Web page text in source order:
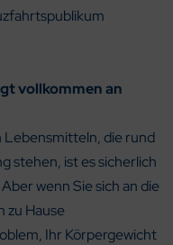
vollkommen an
Lebensmitteln, die rund
stehen, ist es sicherlich
wenn Sie sich an die
zu Hause
Ihr Körpergewicht